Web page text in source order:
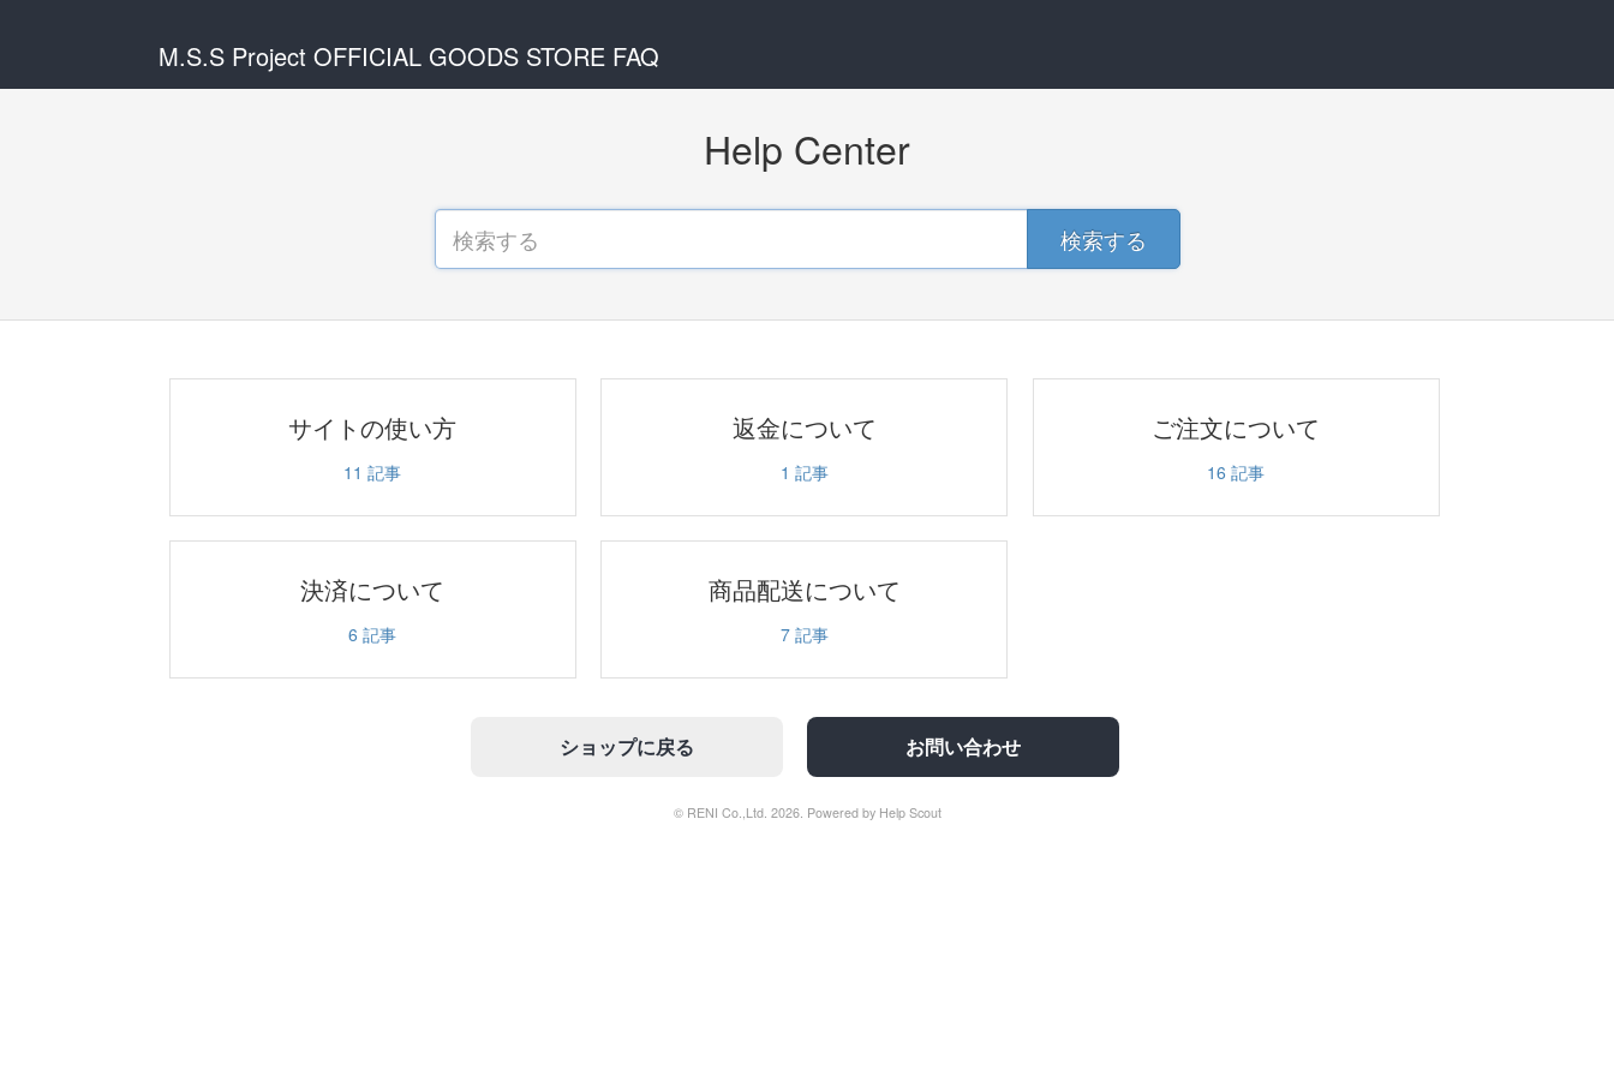
M.S.S Project OFFICIAL GOODS STORE FAQ
Help Center
検索する
サイトの使い方
11 記事
返金について
1 記事
ご注文について
16 記事
決済について
6 記事
商品配送について
7記事
お問い合わせ
ショップに戻る
© RENI Co.,Ltd. 2026. Powered by Help Scout